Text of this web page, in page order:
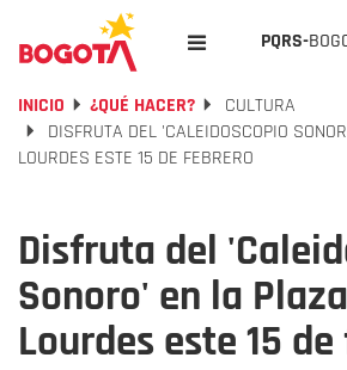
PQRS-
INICIO ¿QUÉ HACER?
CULTURA
DISFRUTA DEL 'CALEIDOSCOPIO
LOURDES ESTE 15 DE FEBRERO
Disfruta del
Sonoro' en la
Lourdes este 15